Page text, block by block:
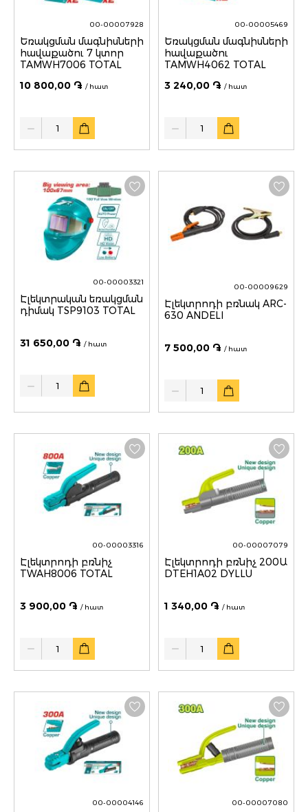
00-00007928
Եռակցման մագնիսների
հավաքածու 7 կտոր
TAMWH7006 TOTAL
10 800,00 ֏ / հատ
Quantity
00-00005469
Եռակցման մագնիսների
հավաքածու
TAMWH4062 TOTAL
3 240,00 ֏ / հատ
Quantity
00-00003321
Էլեկտրական եռակցման
դիմակ TSP9103 TOTAL
31 650,00 ֏ / հատ
Quantity
00-00009629
Էլեկտրոդի բռնակ ARC-
630 ANDELI
7 500,00 ֏ / հատ
00-00003316
Էլեկտրոդի բռնիչ
TWAH8006 TOTAL
3 900,00 ֏ / հատ
Quantity
00-00007079
Էլեկտրոդի բռնիչ 200Ա
DTEH1A02 DYLLU
1 340,00 ֏ / հատ
Quantity
00-00004146 00-00007080